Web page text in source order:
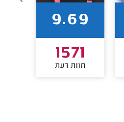
9.69
1571
חוות דעת